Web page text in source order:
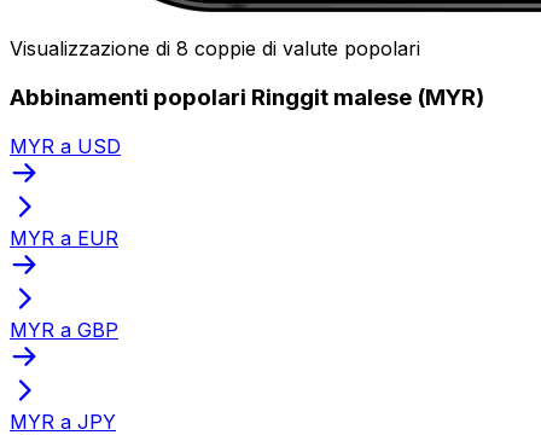
Visualizzazione di 8 coppie di valute popolari
Abbinamenti popolari Ringgit malese (MYR)
MYR a USD
MYR a EUR
MYR a GBP
MYR a JPY